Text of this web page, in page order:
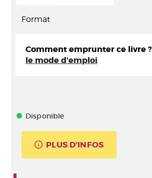
Format
Comment emprunter ce livre ?
le mode d'emploi
Disponible
PLUS D'INFOS